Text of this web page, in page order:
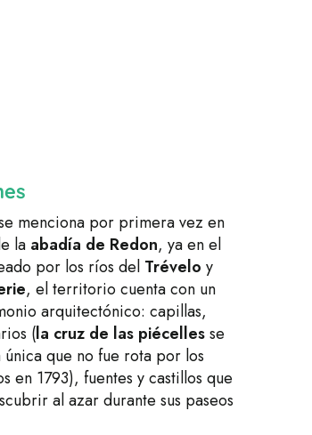
menciona por primera vez en
la abadía de Redon, ya en el
por los ríos del Trévelo y
, el territorio cuenta con un
arquitectónico: capillas,
(la cruz de las piécellesse
que no fue rota por los
en 1793), fuentes y castillos que
al azar durante sus paseos